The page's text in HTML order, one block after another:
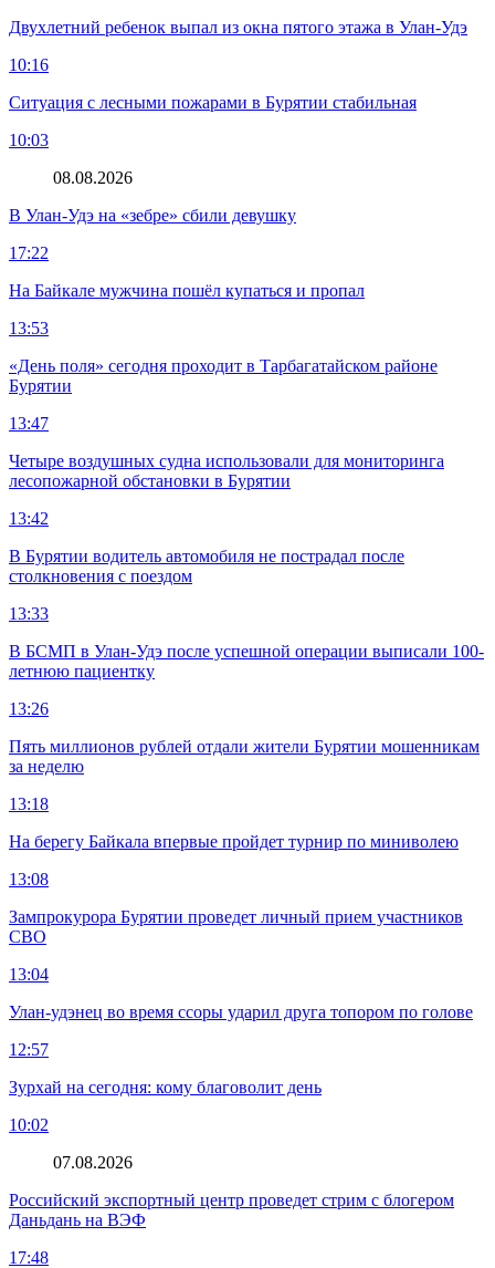
Двухлетний ребенок выпал из окна пятого этажа в Улан-Удэ
10:16
Ситуация с лесными пожарами в Бурятии стабильная
10:03
08.08.2026
В Улан-Удэ на «зебре» сбили девушку
17:22
На Байкале мужчина пошёл купаться и пропал
13:53
«День поля» сегодня проходит в Тарбагатайском районе
Бурятии
13:47
Четыре воздушных судна использовали для мониторинга
лесопожарной обстановки в Бурятии
13:42
В Бурятии водитель автомобиля не пострадал после
столкновения с поездом
13:33
В БСМП в Улан-Удэ после успешной операции выписали 100-
летнюю пациентку
13:26
Пять миллионов рублей отдали жители Бурятии мошенникам
за неделю
13:18
На берегу Байкала впервые пройдет турнир по миниволею
13:08
Зампрокурора Бурятии проведет личный прием участников
СВО
13:04
Улан-удэнец во время ссоры ударил друга топором по голове
12:57
Зурхай на сегодня: кому благоволит день
10:02
07.08.2026
Российский экспортный центр проведет стрим с блогером
Даньдань на ВЭФ
17:48